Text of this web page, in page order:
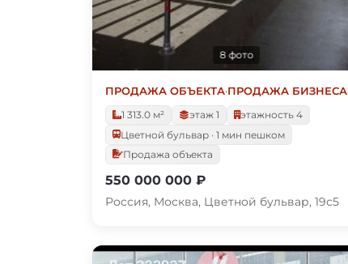
8 фото
ПРОДАЖА ОБЪЕКТА·ПРОДАЖА БИЗНЕСА
1 313.0 м²
этаж 1
этажность 4
Цветной бульвар · 1 мин пешком
Продажа объекта
550 000 000 ₽
Россия, Москва, Цветной бульвар, 19с5